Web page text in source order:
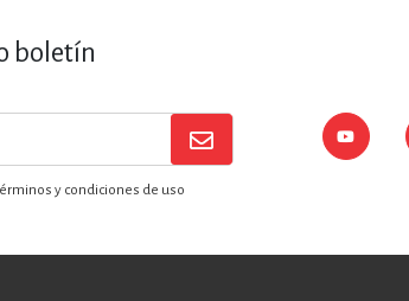
boletín
y condiciones de uso